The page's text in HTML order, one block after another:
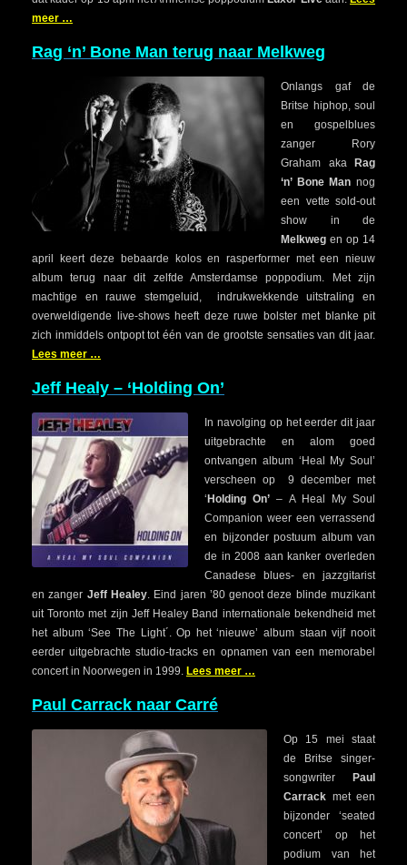
meer …
Rag ‘n’ Bone Man terug naar Melkweg
Onlangs gaf de
Britse hiphop, soul
en gospelblues
zanger Rory
Graham aka
Rag
‘n’ Bone Man nog
een vette sold-out
show in de
Melkweg en op 14
april keert deze bebaarde kolos en rasperformer met een nieuw
album terug naar dit zelfde Amsterdamse poppodium. Met zijn
machtige en rauwe stemgeluid, indrukwekkende uitstraling en
overweldigende live-shows heeft deze ruwe bolster met blanke pit
zich inmiddels ontpopt tot één van de grootste sensaties van dit jaar.
Lees meer …
Jeff Healy – ‘Holding On’
In navolging op het eerder dit jaar
uitgebrachte en alom goed
ontvangen album ‘Heal My Soul’
verscheen op 9 december met
‘ Holding On’ – A Heal My Soul
Companion weer een verrassend
en bijzonder postuum album van
de in 2008 aan kanker overleden
Canadese blues- en jazzgitarist
en zanger Jeff Healey. Eind jaren ’80 genoot deze blinde muzikant
uit Toronto met zijn Jeff Healey Band internationale bekendheid met
het album ‘See The Light´. Op het ‘nieuwe’ album staan vijf nooit
eerder uitgebrachte studio-tracks en opnamen van een memorabel
concert in Noorwegen in 1999. Lees meer …
Paul Carrack naar Carré
Op 15 mei staat
de Britse singer-
songwriter Paul
Carrack met een
bijzonder ‘seated
concert’ op het
podium van het